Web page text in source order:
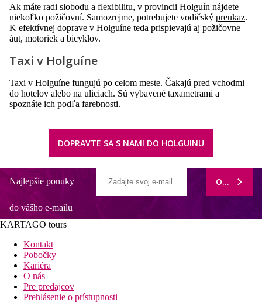
Ak máte radi slobodu a flexibilitu, v provincii Holguín nájdete
niekoľko požičovní. Samozrejme, potrebujete vodičský preukaz.
K efektívnej doprave v Holguíne teda prispievajú aj požičovne
áut, motoriek a bicyklov.
Taxi v Holguíne
Taxi v Holguíne fungujú po celom meste. Čakajú pred vchodmi
do hotelov alebo na uliciach. Sú vybavené taxametrami a
spoznáte ich podľa farebnosti.
DOPRAVTE SA S NAMI DO HOLGUINU
Najlepšie ponuky
do vášho e-mailu
ODOBERAŤ
KARTAGO tours
Kontakt
Pobočky
Kariéra
O nás
Pre predajcov
Prehlásenie o prístupnosti